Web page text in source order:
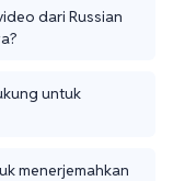
dari Russian
untuk
menerjemahkan